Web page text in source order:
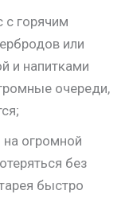
с горячим
или
и напитками
очереди,
огромной
без
быстро